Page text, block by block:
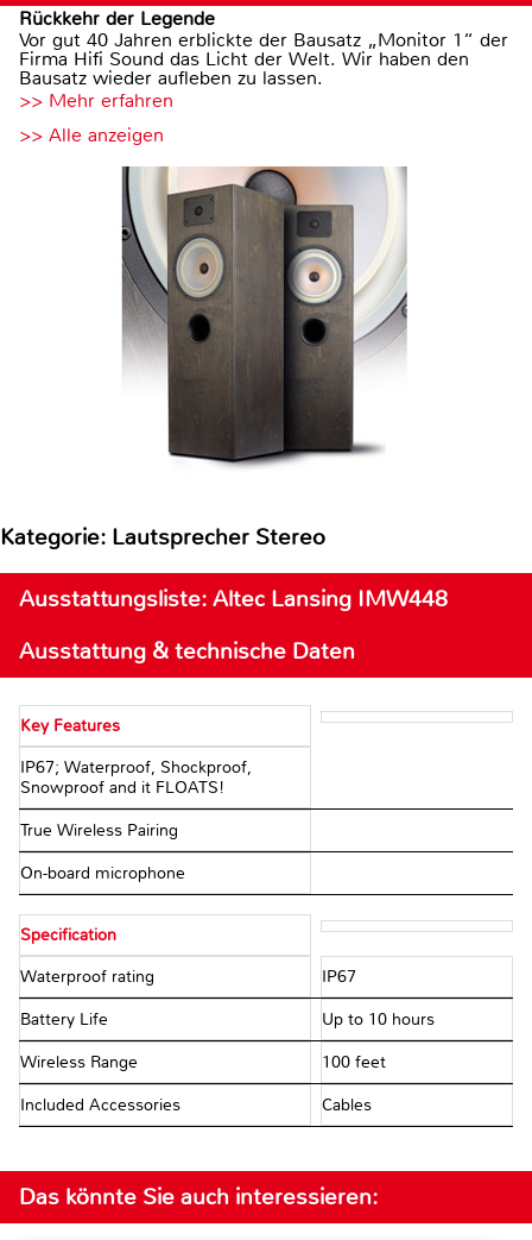
Rückkehr der Legende
Vor gut 40 Jahren erblickte der Bausatz „Monitor 1“ der
Firma Hifi Sound das Licht der Welt. Wir haben den
Bausatz wieder aufleben zu lassen.
>> Mehr erfahren
>> Alle anzeigen
Kategorie: Lautsprecher Stereo
Ausstattungsliste: Altec Lansing IMW448
Ausstattung & technische Daten
Key Features
IP67; Waterproof, Shockproof,
Snowproof and it FLOATS!
True Wireless Pairing
On-board microphone
Specification
Waterproof rating IP67
Battery Life Up to 10 hours
Wireless Range 100 feet
Included Accessories Cables
Das könnte Sie auch interessieren: